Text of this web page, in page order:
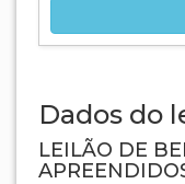
Dados do
LEILÃO DE